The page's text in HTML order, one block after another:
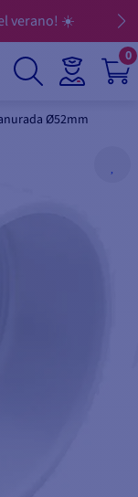
verano! ☀️
0
Ø52mm